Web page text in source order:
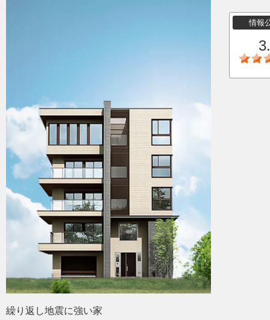
情報
繰り返し地震に強い家